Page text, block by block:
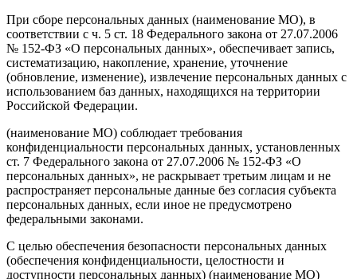
При сборе персональных данных (наименование МО), в
соответствии с ч. 5 ст. 18 Федерального закона от 27.07.2006
№ 152-ФЗ «О персональных данных», обеспечивает запись,
систематизацию, накопление, хранение, уточнение
(обновление, изменение), извлечение персональных данных с
использованием баз данных, находящихся на территории
Российской Федерации.
(наименование МО) соблюдает требования
конфиденциальности персональных данных, установленных
ст. 7 Федерального закона от 27.07.2006 № 152-ФЗ «О
персональных данных», не раскрывает третьим лицам и не
распространяет персональные данные без согласия субъекта
персональных данных, если иное не предусмотрено
федеральными законами.
С целью обеспечения безопасности персональных данных
(обеспечения конфиденциальности, целостности и
доступности персональных данных) (наименование МО)